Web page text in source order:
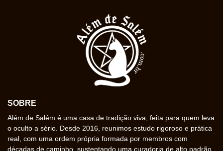
SOBRE
Além de Salém é uma casa de tradição viva, feita para quem leva
o oculto a sério. Desde 2016, reunimos estudo rigoroso e prática
real, com uma ordem própria formada por membros com
décadas de caminho, sustentando uma curadoria de alto padrão